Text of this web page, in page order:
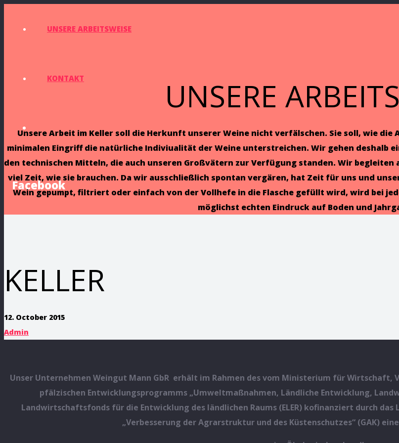
UNSERE ARBEITSWEISE
KONTAKT
Facebook
UNSERE
Unsere Arbeit im Keller soll die Herkunft unserer Weine nicht verfälschen. Sie soll, wie
minimalen Eingriff die natürliche Indiviualität der Weine unterstreichen. Wir gehen deshalb
den technischen Mitteln, die auch unseren Großvätern zur Verfügung standen. Wir begleiten
viel Zeit, wie sie brauchen. Da wir ausschließlich spontan vergären, hat Zeit für uns und
Wein gepumpt, filtriert oder einfach von der Vollhefe in die Flasche gefüllt wird, wird bei
möglichst echten Eindruck auf Boden und
KELLER
12. October 2015
Admin
Unser Unternehmen Weingut Mann GbR erhält im Rahmen des vom Ministerium für
pfälzischen Entwicklungsprogramms „Umweltmaßnahmen, Ländliche Entwicklung,
Landwirtschaftsfonds für die Entwicklung des ländlichen Raums (ELER) kofinanziert durch
„Verbesserung der Agrarstruktur und des Küstenschutzes“ (GAK)